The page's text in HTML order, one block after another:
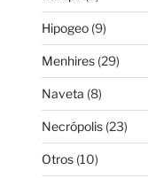
Hipogeo(9)
Menhires(29)
Naveta (8)
Necrópolis(23)
Otros(10)